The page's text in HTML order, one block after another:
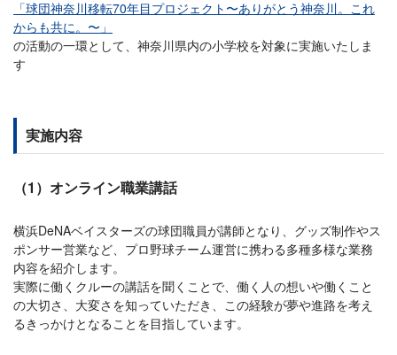
「球団神奈川移転70年目プロジェクト〜ありがとう神奈川。これ
からも共に。〜」
の活動の一環として、神奈川県内の小学校を対象に実施いたしま
す
実施内容
（1）オンライン職業講話
横浜DeNAベイスターズの球団職員が講師となり、グッズ制作やス
ポンサー営業など、プロ野球チーム運営に携わる多種多様な業務
内容を紹介します。
実際に働くクルーの講話を聞くことで、働く人の想いや働くこと
の大切さ、大変さを知っていただき、この経験が夢や進路を考え
るきっかけとなることを目指しています。